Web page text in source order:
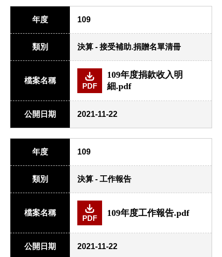
年度 109
類別 決算 - 接受補助.捐贈名單清冊
檔案名稱
PDF
109年度捐款收入明
細.pdf
公開日期 2021-11-22
年度 109
類別 決算 - 工作報告
檔案名稱
PDF
109年度工作報告.pdf
公開日期 2021-11-22